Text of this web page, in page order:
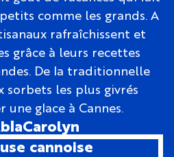
comme les grands. A
rafraîchissent et
grâce à leurs recettes
De la traditionnelle
sorbets les plus givrés
une glace à Cannes.
cannoise